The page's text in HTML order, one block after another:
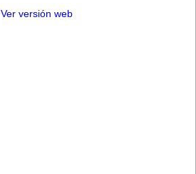
Ver versión web